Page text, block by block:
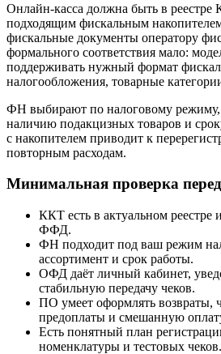
Онлайн-касса должна быть в реестре
подходящим фискальным
фискальные документы оператору
формального соответствия мало:
поддерживать нужный формат
налогообложения, товарные
ФН выбирают по налоговому режиму,
наличию подакцизных товаров и
с накопителем приводит к
повторным расходам.
Минимальная проверка
ККТ есть в актуальном
ФФД.
ФН подходит под ваш режим
ассортимент и срок работы.
ОФД даёт личный кабинет,
стабильную передачу чеков.
ПО умеет оформлять возвраты,
предоплаты и смешанную
Есть понятный план
номенклатуры и тестовых чеков.